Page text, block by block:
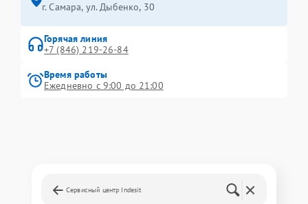
г. Самара, ул. Дыбенко, 30
Горячая линия
+7 (846) 219-26-84
Время работы
Ежедневно с 9:00 до 21:00
Сервисный центр Indesit